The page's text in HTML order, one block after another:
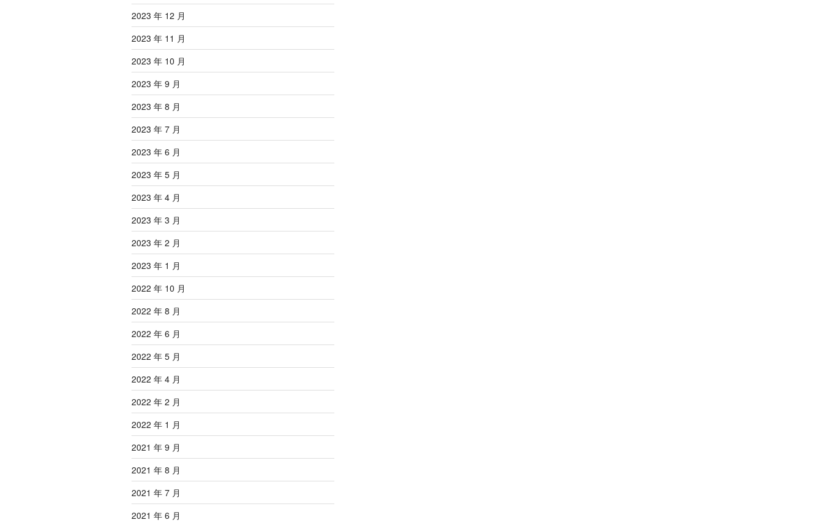
2023 年 12 月
2023 年 11 月
2023 年 10 月
2023 年 9 月
2023 年 8 月
2023 年 7 月
2023 年 6 月
2023 年 5 月
2023 年 4 月
2023 年 3 月
2023 年 2 月
2023 年 1 月
2022 年 10 月
2022 年 8 月
2022 年 6 月
2022 年 5 月
2022 年 4 月
2022 年 2 月
2022 年 1 月
2021 年 9 月
2021 年 8 月
2021 年 7 月
2021 年 6 月